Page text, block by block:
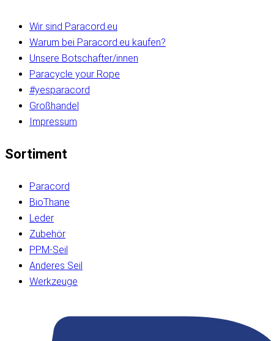
Wir sind Paracord.eu
Warum bei Paracord.eu kaufen?
Unsere Botschafter/innen
Paracycle your Rope
#yesparacord
Großhandel
Impressum
Sortiment
Paracord
BioThane
Leder
Zubehör
PPM-Seil
Anderes Seil
Werkzeuge